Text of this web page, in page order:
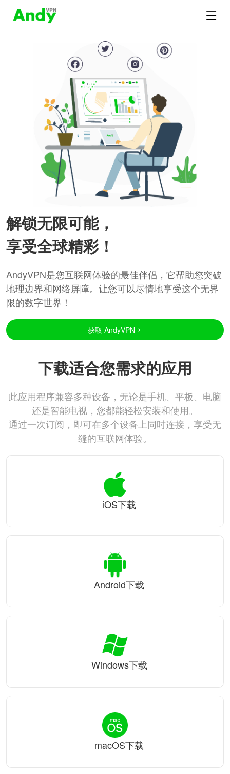
解锁无限可能，
享受全球精彩！
AndyVPN是您互联网体验的最佳伴侣，它帮助您突破
地理边界和网络屏障。让您可以尽情地享受这个无界
限的数字世界！
获取 AndyVPN
下载适合您需求的应用
此应用程序兼容多种设备，无论是手机、平板、电脑
还是智能电视，您都能轻松安装和使用。
通过一次订阅，即可在多个设备上同时连接，享受无
缝的互联网体验。
iOS下载
Android下载
Windows下载
macOS下载